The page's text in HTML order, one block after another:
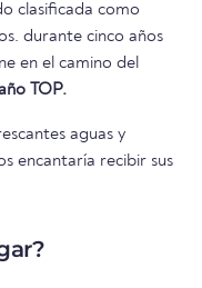
clasificada como
en el camino del
TOP.
aguas y
encantaría recibir sus